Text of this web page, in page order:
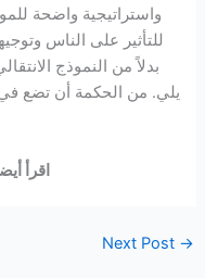
واستراتيجية واضحة
للتأثير على الناس
بدلاً من النموذج
يلي. من الحكمة أن تضع في
اقرأ
Next Post →